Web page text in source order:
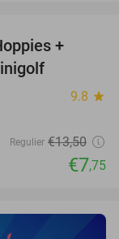
+
9.8 star
Regulier €13,50
€7,75